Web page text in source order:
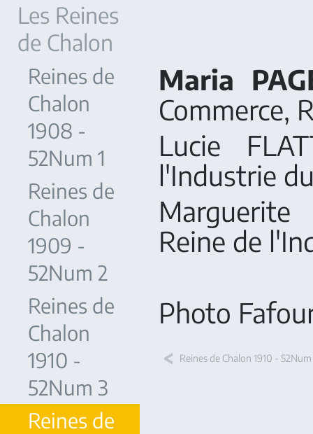
Les Reines
de Chalon
Reines de
Chalon
1908 -
52Num 1
Reines de
Chalon
1909 -
52Num 2
Reines de
Chalon
1910 -
52Num 3
Reines de
Maria
Commerce,
Lucie
l'Industrie
Marguerite
Reine de
Photo
Reines de Chalon 1910 -